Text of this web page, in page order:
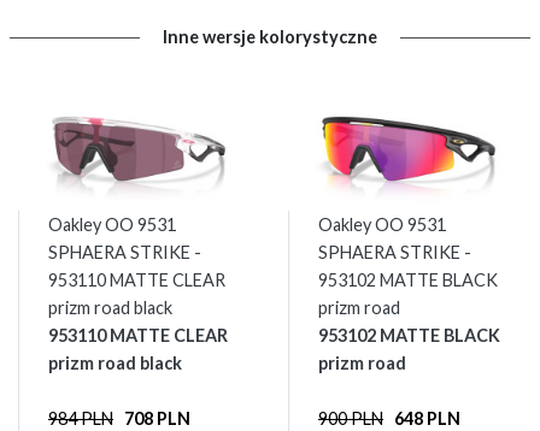
Inne wersje kolorystyczne
Oakley OO 9531
SPHAERA STRIKE -
953110 MATTE CLEAR
prizm road black
953110 MATTE CLEAR
prizm road black
984 PLN 708 PLN
Oakley OO 9531
SPHAERA STRIKE -
953102 MATTE BLACK
prizm road
953102 MATTE BLACK
prizm road
900 PLN 648 PLN